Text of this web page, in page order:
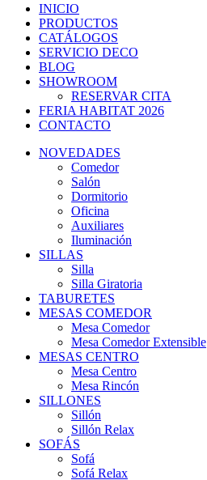
INICIO
PRODUCTOS
CATÁLOGOS
SERVICIO DECO
BLOG
SHOWROOM
RESERVAR CITA
FERIA HABITAT 2026
CONTACTO
NOVEDADES
Comedor
Salón
Dormitorio
Oficina
Auxiliares
Iluminación
SILLAS
Silla
Silla Giratoria
TABURETES
MESAS COMEDOR
Mesa Comedor
Mesa Comedor Extensible
MESAS CENTRO
Mesa Centro
Mesa Rincón
SILLONES
Sillón
Sillón Relax
SOFÁS
Sofá
Sofá Relax